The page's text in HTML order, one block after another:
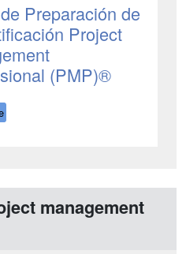
Preparación de
Project
(PMP)®
management